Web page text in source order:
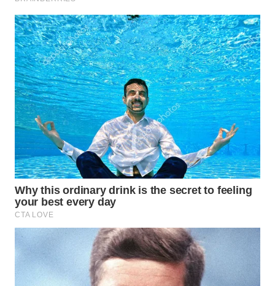
WN
TEBING
TINGGI
WN
PAKPAK
WN
KARAWANG
WN
BEKASI
WN
BOGOR